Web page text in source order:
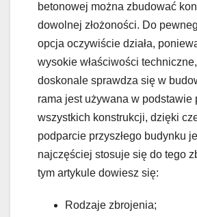
betonowej można zbudować
dowolnej złożoności. Do
opcja oczywiście działa,
wysokie właściwości
doskonale sprawdza się w
rama jest używana w podstawie
wszystkich konstrukcji, dzięki
podparcie przyszłego budynku
najczęściej stosuje się do tego
tym artykule dowiesz się:
Rodzaje zbrojenia;